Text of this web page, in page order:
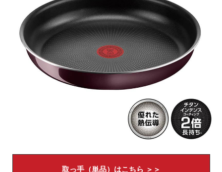
取っ手（単品）はこちら ＞＞